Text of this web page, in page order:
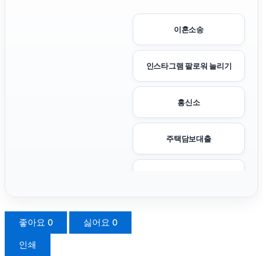
이혼소송
인스타그램 팔로워 늘리기
흥신소
주택담보대출
좋아요 0 싫어요 0
인쇄